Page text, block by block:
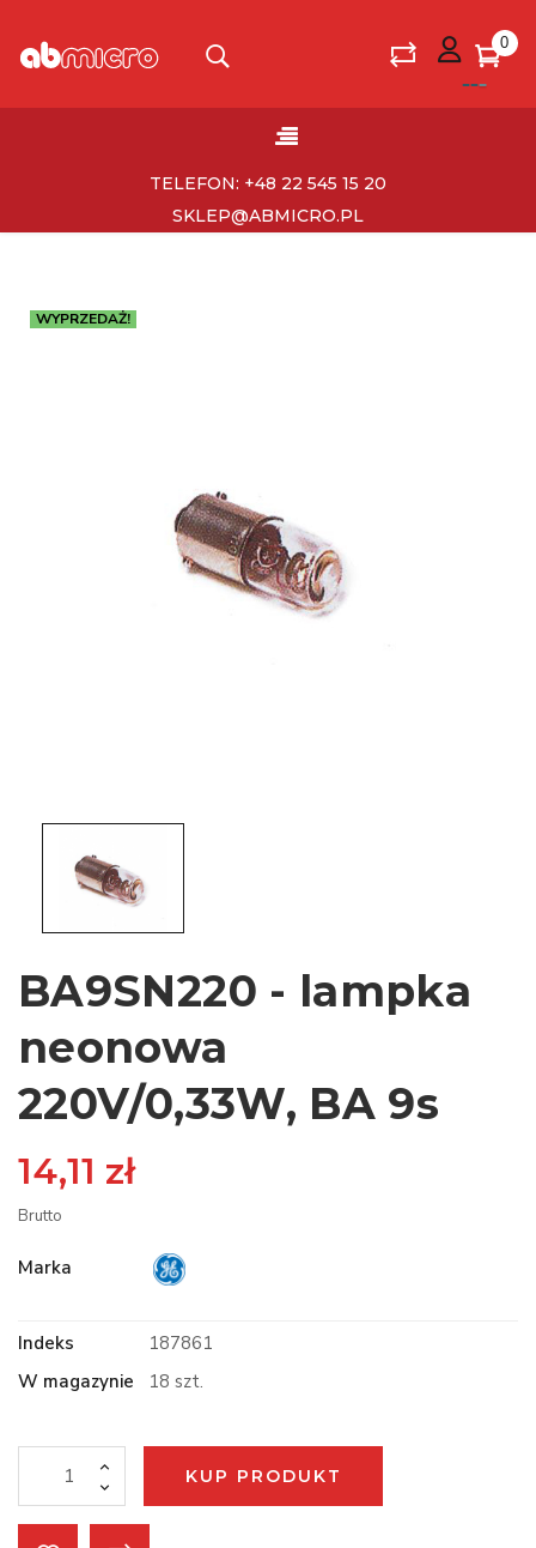
0
Toggle
☰
TELEFON: +48 22 545 15 20
SKLEP@ABMICRO.PL
WYPRZEDAŻ!
BA9SN220 - lampka
neonowa
220V/0,33W, BA 9s
14,11 zł
Brutto
Marka
Indeks
187861
W magazynie
18 szt.
KUP PRODUKT